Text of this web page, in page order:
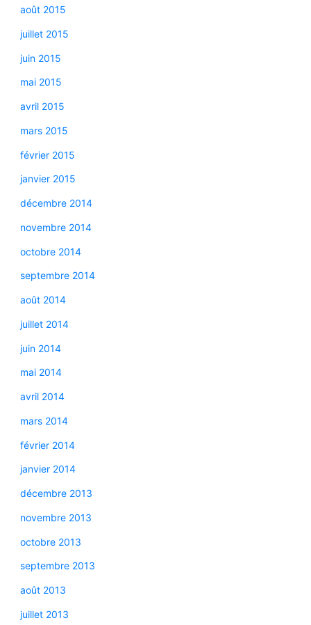
août 2015
juillet 2015
juin 2015
mai 2015
avril 2015
mars 2015
février 2015
janvier 2015
décembre 2014
novembre 2014
octobre 2014
septembre 2014
août 2014
juillet 2014
juin 2014
mai 2014
avril 2014
mars 2014
février 2014
janvier 2014
décembre 2013
novembre 2013
octobre 2013
septembre 2013
août 2013
juillet 2013